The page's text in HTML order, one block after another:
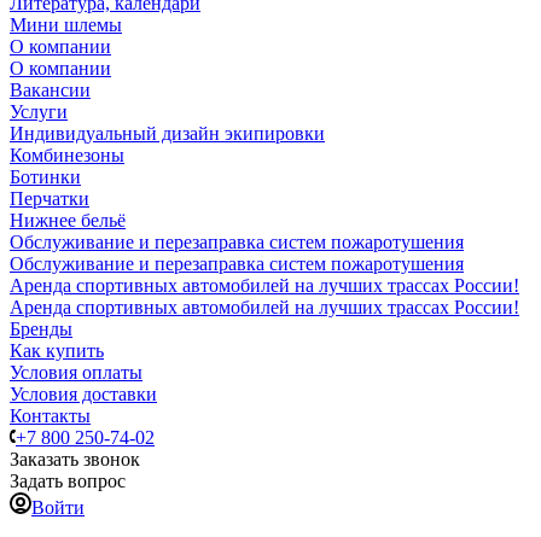
Мини шлемы
О компании
О компании
Вакансии
Услуги
Индивидуальный дизайн экипировки
Комбинезоны
Ботинки
Перчатки
Нижнее бельё
Обслуживание и перезаправка систем пожаротушения
Обслуживание и перезаправка систем пожаротушения
Аренда спортивных автомобилей на лучших трассах России!
Аренда спортивных автомобилей на лучших трассах России!
Бренды
Как купить
Условия оплаты
Условия доставки
Контакты
+7 800 250-74-02
Заказать звонок
Задать вопрос
Войти